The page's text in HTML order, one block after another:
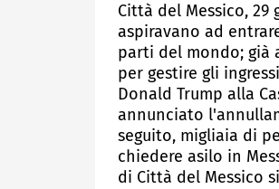
Città del Messico,
aspiravano ad
parti del mondo; già
per gestire gli
Donald Trump alla
annunciato
seguito, migliaia di
chiedere asilo in
di Città del Messico